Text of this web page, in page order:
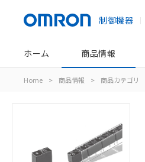
制御機器
ホーム 商品情報
Home > 商品情報 > 商品カテゴリ